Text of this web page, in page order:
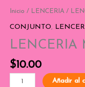
Inicio / LENCERIA /
CONJUNTO,
LENCERIA
$ 10.00
Añadir al